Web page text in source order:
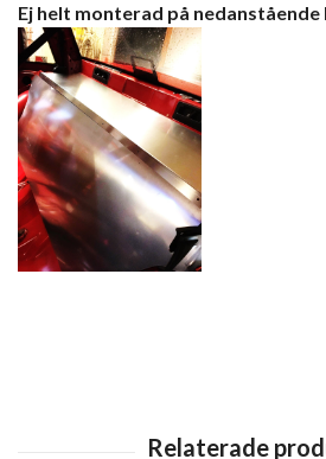
Ej helt monterad på nedanstående